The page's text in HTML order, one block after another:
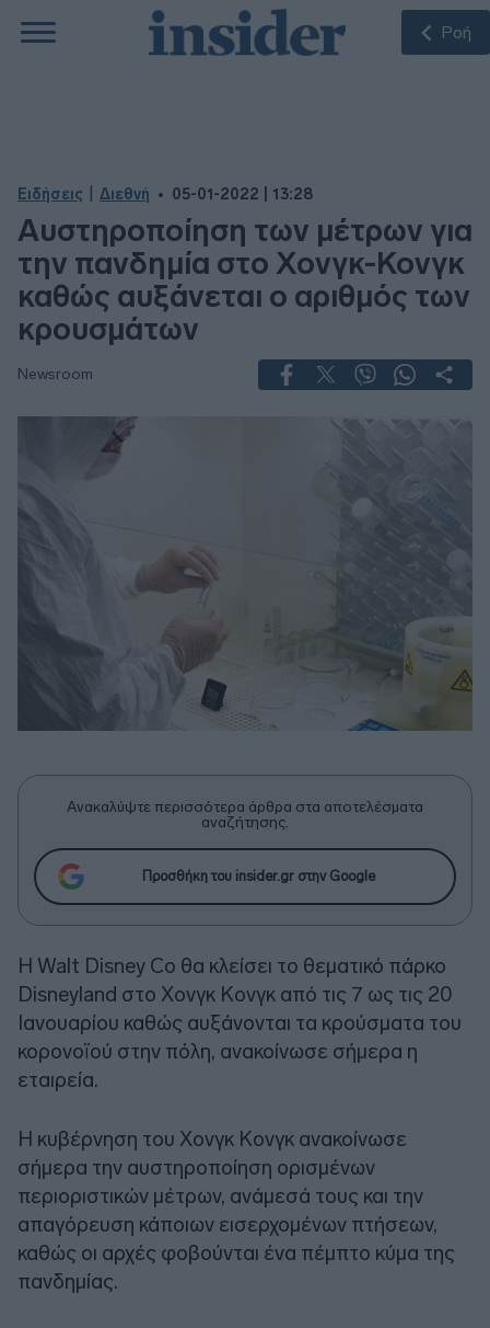
Ροή
Ειδήσεις Διεθνή 05-01-2022 | 13:28
Αυστηροποίηση των μέτρων για
την πανδημία στο Χονγκ-Κονγκ
καθώς αυξάνεται ο αριθμός των
κρουσμάτων
Newsroom
Ανακαλύψτε περισσότερα άρθρα στα αποτελέσματα
αναζήτησης.
Προσθήκη του insider.gr στην Google
Η Walt Disney Co θα κλείσει το θεματικό πάρκο
Disneyland στο Χονγκ Κονγκ από τις 7 ως τις 20
Ιανουαρίου καθώς αυξάνονται τα κρούσματα του
κορονοϊού στην πόλη, ανακοίνωσε σήμερα η
εταιρεία.
Η κυβέρνηση του Χονγκ Κονγκ ανακοίνωσε
σήμερα την αυστηροποίηση ορισμένων
περιοριστικών μέτρων, ανάμεσά τους και την
απαγόρευση κάποιων εισερχομένων πτήσεων,
καθώς οι αρχές φοβούνται ένα πέμπτο κύμα της
πανδημίας.